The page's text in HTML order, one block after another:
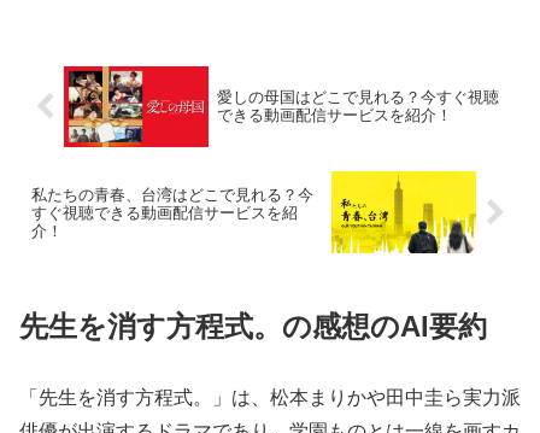
愛しの母国はどこで見れる？今すぐ視聴
できる動画配信サービスを紹介！
私たちの青春、台湾はどこで見れる？今
すぐ視聴できる動画配信サービスを紹
介！
先生を消す方程式。の感想のAI要約
「先生を消す方程式。」は、松本まりかや田中圭ら実力派